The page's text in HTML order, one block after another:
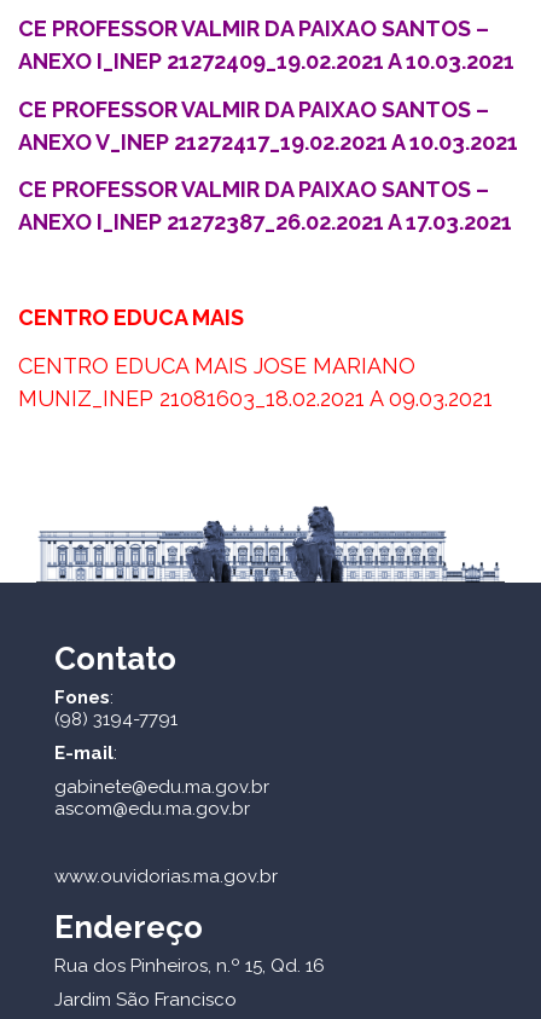
CE PROFESSOR VALMIR DA PAIXAO SANTOS –
ANEXO I_INEP 21272409_19.02.2021 A 10.03.2021
CE PROFESSOR VALMIR DA PAIXAO SANTOS –
ANEXO V_INEP 21272417_19.02.2021 A 10.03.2021
CE PROFESSOR VALMIR DA PAIXAO SANTOS –
ANEXO I_INEP 21272387_26.02.2021 A 17.03.2021
CENTRO EDUCA MAIS
CENTRO EDUCA MAIS JOSE MARIANO
MUNIZ_INEP 21081603_18.02.2021 A 09.03.2021
Contato
Fones:
(98) 3194-7791
E-mail:
gabinete@edu.ma.gov.br
ascom@edu.ma.gov.br
www.ouvidorias.ma.gov.br
Endereço
Rua dos Pinheiros, n.º 15, Qd. 16
Jardim São Francisco